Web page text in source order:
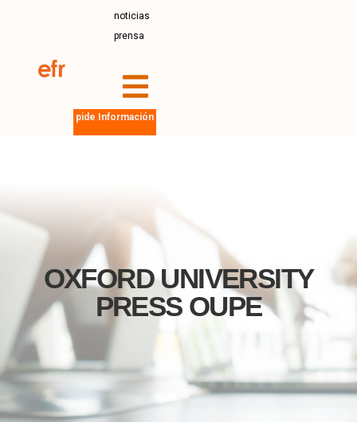
noticias
prensa
pide Información
OXFORD UNIVERSITY
PRESS OUPE